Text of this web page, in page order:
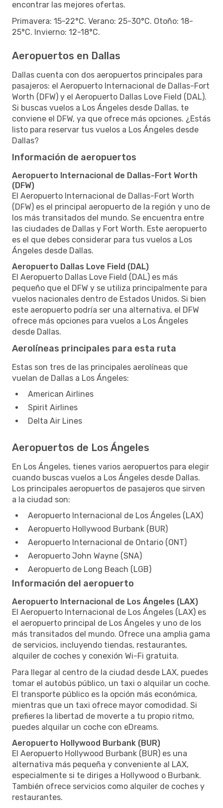
encontrar las mejores ofertas.
Primavera: 15-22°C. Verano: 25-30°C. Otoño: 18-
25°C. Invierno: 12-18°C.
Aeropuertos en Dallas
Dallas cuenta con dos aeropuertos principales para
pasajeros: el Aeropuerto Internacional de Dallas-Fort
Worth (DFW) y el Aeropuerto Dallas Love Field (DAL).
Si buscas vuelos a Los Ángeles desde Dallas, te
conviene el DFW, ya que ofrece más opciones. ¿Estás
listo para reservar tus vuelos a Los Ángeles desde
Dallas?
Información de aeropuertos
Aeropuerto Internacional de Dallas-Fort Worth
(DFW)
El Aeropuerto Internacional de Dallas-Fort Worth
(DFW) es el principal aeropuerto de la región y uno de
los más transitados del mundo. Se encuentra entre
las ciudades de Dallas y Fort Worth. Este aeropuerto
es el que debes considerar para tus vuelos a Los
Ángeles desde Dallas.
Aeropuerto Dallas Love Field (DAL)
El Aeropuerto Dallas Love Field (DAL) es más
pequeño que el DFW y se utiliza principalmente para
vuelos nacionales dentro de Estados Unidos. Si bien
este aeropuerto podría ser una alternativa, el DFW
ofrece más opciones para vuelos a Los Ángeles
desde Dallas.
Aerolíneas principales para esta ruta
Estas son tres de las principales aerolíneas que
vuelan de Dallas a Los Ángeles:
American Airlines
Spirit Airlines
Delta Air Lines
Aeropuertos de Los Ángeles
En Los Ángeles, tienes varios aeropuertos para elegir
cuando buscas vuelos a Los Ángeles desde Dallas.
Los principales aeropuertos de pasajeros que sirven
a la ciudad son:
Aeropuerto Internacional de Los Ángeles (LAX)
Aeropuerto Hollywood Burbank (BUR)
Aeropuerto Internacional de Ontario (ONT)
Aeropuerto John Wayne (SNA)
Aeropuerto de Long Beach (LGB)
Información del aeropuerto
Aeropuerto Internacional de Los Ángeles (LAX)
El Aeropuerto Internacional de Los Ángeles (LAX) es
el aeropuerto principal de Los Ángeles y uno de los
más transitados del mundo. Ofrece una amplia gama
de servicios, incluyendo tiendas, restaurantes,
alquiler de coches y conexión Wi-Fi gratuita.
Para llegar al centro de la ciudad desde LAX, puedes
tomar el autobús público, un taxi o alquilar un coche.
El transporte público es la opción más económica,
mientras que un taxi ofrece mayor comodidad. Si
prefieres la libertad de moverte a tu propio ritmo,
puedes alquilar un coche con eDreams.
Aeropuerto Hollywood Burbank (BUR)
El Aeropuerto Hollywood Burbank (BUR) es una
alternativa más pequeña y conveniente al LAX,
especialmente si te diriges a Hollywood o Burbank.
También ofrece servicios como alquiler de coches y
restaurantes.